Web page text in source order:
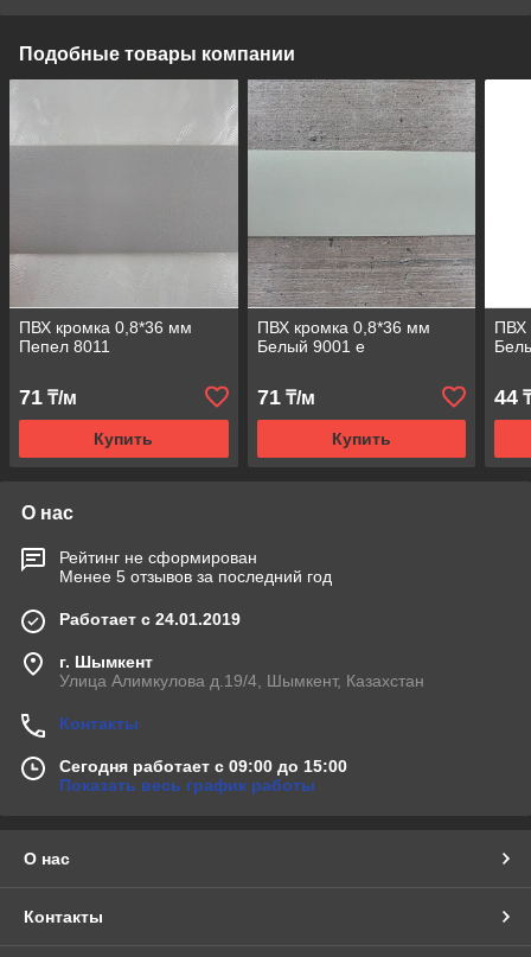
Подобные товары компании
ПВХ кромка 0,8*36 мм
Пепел 8011
71 ₸/м
Купить
ПВХ кромка 0,8*36 мм
Белый 9001 е
71₸/м
Купить
ПВХ
44
О нас
Рейтинг не сформирован
Менее 5 отзывов за последний год
Работает с 24.01.2019
г. Шымкент
Улица Алимкулова д.19/4, Шымкент, Казахстан
Контакты
Сегодня работает с 09:00 до 15:00
Показать весь график работы
О нас
Контакты